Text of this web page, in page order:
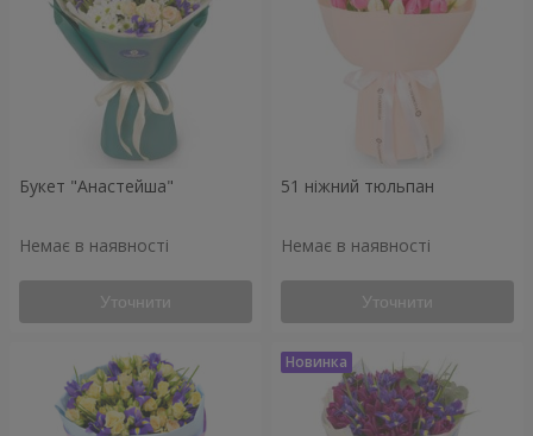
Букет "Анастейша"
Немає в наявності
Уточнити
51 ніжний тюльпан
Немає в наявності
Уточнити